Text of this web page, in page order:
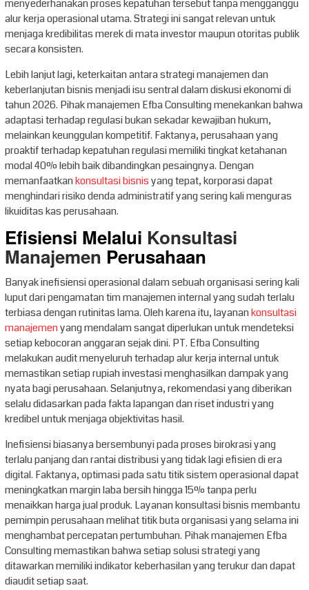
menyederhanakan proses kepatuhan tersebut tanpa mengganggu
alur kerja operasional utama. Strategi ini sangat relevan untuk
menjaga kredibilitas merek di mata investor maupun otoritas publik
secara konsisten.
Lebih lanjut lagi, keterkaitan antara strategi manajemen dan
keberlanjutan bisnis menjadi isu sentral dalam diskusi ekonomi di
tahun 2026. Pihak manajemen Efba Consulting menekankan bahwa
adaptasi terhadap regulasi bukan sekadar kewajiban hukum,
melainkan keunggulan kompetitif. Faktanya, perusahaan yang
proaktif terhadap kepatuhan regulasi memiliki tingkat ketahanan
modal 40% lebih baik dibandingkan pesaingnya. Dengan
memanfaatkankonsultasi bisnisyang tepat, korporasi dapat
menghindari risiko denda administratif yang sering kali menguras
likuiditas kas perusahaan.
Efisiensi Melalui Konsultasi
Manajemen Perusahaan
Banyak inefisiensi operasional dalam sebuah organisasi sering kali
luput dari pengamatan tim manajemen internal yang sudah terlalu
terbiasa dengan rutinitas lama. Oleh karena itu, layanankonsultasi
manajemenyang mendalam sangat diperlukan untuk mendeteksi
setiap kebocoran anggaran sejak dini. PT. Efba Consulting
melakukan audit menyeluruh terhadap alur kerja internal untuk
memastikan setiap rupiah investasi menghasilkan dampak yang
nyata bagi perusahaan. Selanjutnya, rekomendasi yang diberikan
selalu didasarkan pada fakta lapangan dan riset industri yang
kredibel untuk menjaga objektivitas hasil.
Inefisiensi biasanya bersembunyi pada proses birokrasi yang
terlalu panjang dan rantai distribusi yang tidak lagi efisien di era
digital. Faktanya, optimasi pada satu titik sistem operasional dapat
meningkatkan margin laba bersih hingga 15% tanpa perlu
menaikkan harga jual produk. Layanan konsultasi bisnis membantu
pemimpin perusahaan melihat titik buta organisasi yang selama ini
menghambat percepatan pertumbuhan. Pihak manajemen Efba
Consulting memastikan bahwa setiap solusi strategi yang
ditawarkan memiliki indikator keberhasilan yang terukur dan dapat
diaudit setiap saat.